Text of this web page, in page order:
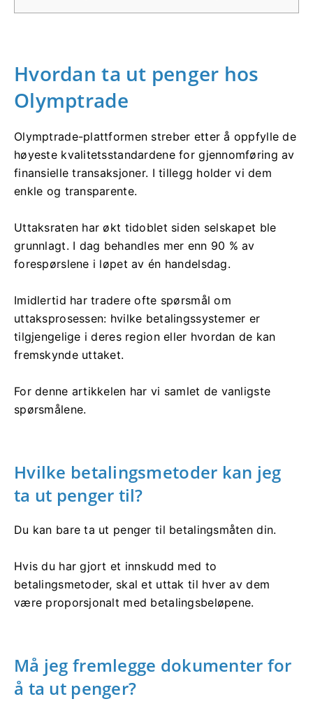
Hvordan ta ut penger hos
Olymptrade
Olymptrade-plattformen streber etter å oppfylle de
høyeste kvalitetsstandardene for gjennomføring av
finansielle transaksjoner. I tillegg holder vi dem
enkle og transparente.
Uttaksraten har økt tidoblet siden selskapet ble
grunnlagt. I dag behandles mer enn 90 % av
forespørslene i løpet av én handelsdag.
Imidlertid har tradere ofte spørsmål om
uttaksprosessen: hvilke betalingssystemer er
tilgjengelige i deres region eller hvordan de kan
fremskynde uttaket.
For denne artikkelen har vi samlet de vanligste
spørsmålene.
Hvilke betalingsmetoder kan jeg
ta ut penger til?
Du kan bare ta ut penger til betalingsmåten din.
Hvis du har gjort et innskudd med to
betalingsmetoder, skal et uttak til hver av dem
være proporsjonalt med betalingsbeløpene.
Må jeg fremlegge dokumenter for
å ta ut penger?